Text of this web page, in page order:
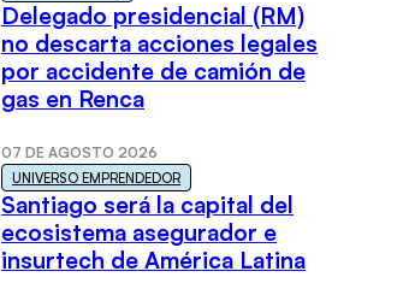
Delegado presidencial (RM)
no descarta acciones legales
por accidente de camión de
gas en Renca
07 DE AGOSTO 2026
UNIVERSO EMPRENDEDOR
Santiago será la capital del
ecosistema asegurador e
insurtech de América Latina